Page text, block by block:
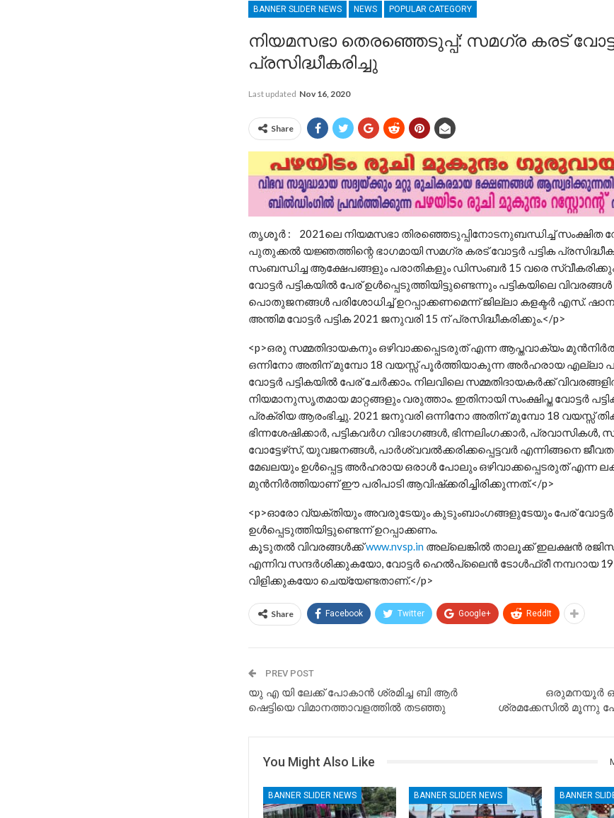
BANNER SLIDER NEWS NEWS POPULAR CATEGORY
നിയമസഭാ തെരഞ്ഞെടുപ്പ്: സമഗ്ര കരട്
പ്രസിദ്ധീകരിച്ചു
Last updated Nov 16, 2020
Share
തൃശൂർ : 2021ലെ നിയമസഭാ തിരഞ്ഞെടുപ്പിനോടനുബന്ധിച്ച് സംക്ഷിത
പുതുക്കൽ യജ്ഞത്തിന്റെ ഭാഗമായി സമഗ്ര കരട് വോട്ടർ പട്ടിക
സംബന്ധിച്ച ആക്ഷേപങ്ങളും പരാതികളും ഡിസംബർ 15 വരെ
വോട്ടർ പട്ടികയിൽ പേര് ഉൾപ്പെടുത്തിയിട്ടുണ്ടെന്നും പട്ടികയിലെ
പൊതുജനങ്ങൾ പരിശോധിച്ച് ഉറപ്പാക്കണമെന്ന് ജില്ലാ കളക്ടർ എസ്.
അന്തിമ വോട്ടർ പട്ടിക 2021 ജനുവരി 15 ന് പ്രസിദ്ധീകരിക്കും.</p>
<p>ഒരു സമ്മതിദായകനും ഒഴിവാക്കപ്പെടരുത് എന്ന ആപ്തവാക്യം
ഒന്നിനോ അതിന് മുമ്പോ 18 വയസ്സ് പൂർത്തിയാകുന്ന അർഹരായ എല്ലാ
വോട്ടർ പട്ടികയിൽ പേര് ചേർക്കാം. നിലവിലെ സമ്മതിദായകർക്ക്
നിയമാനുസൃതമായ മാറ്റങ്ങളും വരുത്താം. ഇതിനായി സംക്ഷിപ്ത വോട്ടർ
പ്രക്രിയ ആരംഭിച്ചു. 2021 ജനുവരി ഒന്നിനോ അതിന് മുമ്പോ 18 വയസ്സ്
ഭിന്നശേഷിക്കാർ, പട്ടികവർഗ വിഭാഗങ്ങൾ, ഭിന്നലിംഗക്കാർ,
വോട്ടേഴ്‌സ്, യുവജനങ്ങൾ, പാർശ്വവൽക്കരിക്കപ്പെട്ടവർ എന്നിങ്ങനെ
മേഖലയും ഉൾപ്പെട്ട അർഹരായ ഒരാൾ പോലും ഒഴിവാക്കപ്പെടരുത് എന്ന
മുൻനിർത്തിയാണ് ഈ പരിപാടി ആവിഷ്‌ക്കരിച്ചിരിക്കുന്നത്.</p>
<p>ഓരോ വ്യക്തിയും അവരുടേയും കുടുംബാംഗങ്ങളുടേയും പേര് വോട്ടർ
ഉൾപ്പെടുത്തിയിട്ടുണ്ടെന്ന് ഉറപ്പാക്കണം.
കൂടുതൽ വിവരങ്ങൾക്ക്www.nvsp.in അല്ലെങ്കിൽ താലൂക്ക് ഇലക്ഷൻ
എന്നിവ സന്ദർശിക്കുകയോ, വോട്ടർ ഹെൽപ്‌ലൈൻ ടോൾഫ്രീ നമ്പറായ
വിളിക്കുകയോ ചെയ്യേണ്ടതാണ്.</p>
Share Facebook Twitter Google+ ReddIt
PREV POST
യു എ യി ലേക്ക് പോകാൻ ശ്രമിച്ച ബി ആർ
ഷെട്ടിയെ വിമാനത്താവളത്തിൽ തടഞ്ഞു
ഒരുമനയൂർ
ശ്രമക്കേസിൽ മൂന്നു
You Might Also Like
BANNER SLIDER NEWS BANNER SLIDER NEWS BANNER